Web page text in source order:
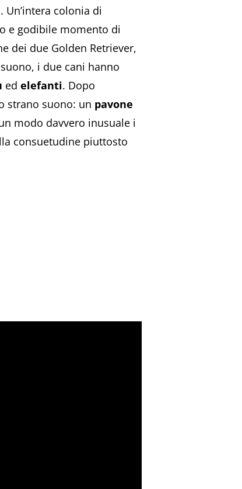
colonia di
e godibile momento di
dei due Golden Retriever,
i due cani hanno
ed elefanti. Dopo
strano suono: un pavone
modo davvero inusuale i
consuetudine piuttosto